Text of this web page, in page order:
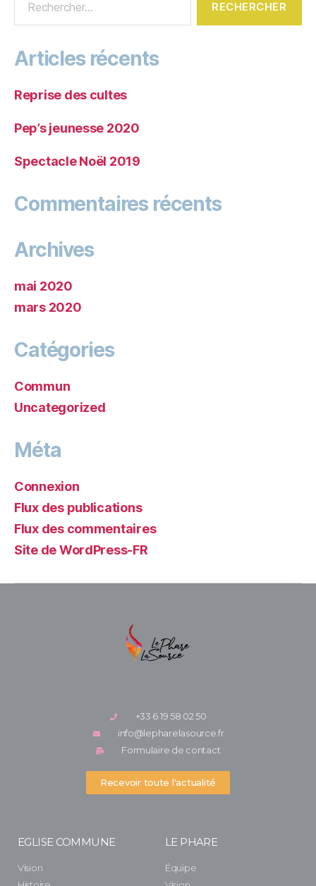
Articles récents
Reprise des cultes
Pep’s jeunesse 2020
Spectacle Noël 2019
Commentaires récents
Archives
mai 2020
mars 2020
Catégories
Commun
Uncategorized
Méta
Connexion
Flux des publications
Flux des commentaires
Site de WordPress-FR
+33 6 19 58 02 50
info@lepharelasource.fr
Formulaire de contact
Recevoir toute l'actualité
EGLISE COMMUNE
Vision
LE PHARE
Équipe